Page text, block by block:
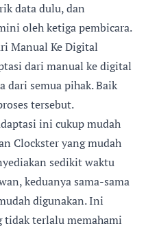
data dulu, dan
oleh ketiga pembicara.
Manual Ke Digital
dari manual ke digital
dari semua pihak. Baik
tersebut.
ini cukup mudah
Clockster yang mudah
sedikit waktu
keduanya sama-sama
digunakan. Ini
tidak terlalu memahami